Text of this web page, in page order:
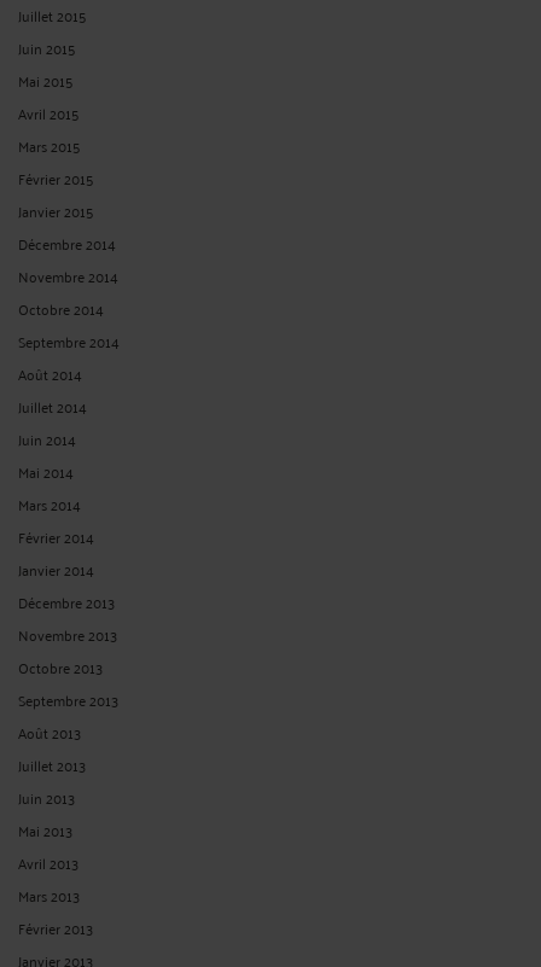
Juillet 2015
Juin 2015
Mai 2015
Avril 2015
Mars 2015
Février 2015
Janvier 2015
Décembre 2014
Novembre 2014
Octobre 2014
Septembre 2014
Août 2014
Juillet 2014
Juin 2014
Mai 2014
Mars 2014
Février 2014
Janvier 2014
Décembre 2013
Novembre 2013
Octobre 2013
Septembre 2013
Août 2013
Juillet 2013
Juin 2013
Mai 2013
Avril 2013
Mars 2013
Février 2013
Janvier 2013